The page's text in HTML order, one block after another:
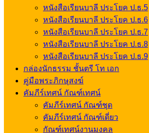
หนังสือเรียนบาลี ประโยค ป.ธ.5
หนังสือเรียนบาลี ประโยค ป.ธ.6
หนังสือเรียนบาลี ประโยค ป.ธ.7
หนังสือเรียนบาลี ประโยค ป.ธ.8
หนังสือเรียนบาลี ประโยค ป.ธ.9
กล่องนักธรรม ชั้นตรี โท เอก
คู่มือพระภิกษุสงฆ์
คัมภีร์เทศน์ กัณฑ์เทศน์
คัมภีร์เทศน์ กัณฑ์ชุด
คัมภีร์เทศน์ กัณฑ์เดี่ยว
กัณฑ์เทศน์งานมงคล